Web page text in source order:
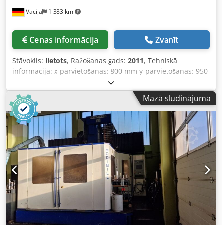
Vācija 1 383 km
Cenas informācija Zvanīt
Stāvoklis: lietots, Ražošanas gads: 2011, Tehniskā
informācija: x-pārvietošanās: 800 mm y-pārvietošanās: 950
mm z-pārvietošanās: 1020 mm Vadība: Sinumerik 840D sl
MDynamics Operate Apgriezieni: 10 000 apgr./min
Vārpstas jauda: 26/20 kW Vārpstas griezes moments:
340/262 Nm Instrumenta stiprinājums: HSK-A 100
Instrumentu maiņas ierīce: 120 pozīcijas (2x60) Paletētājs
(paliktņu maiņas sistēma) 2x: 630 x 630 mm Galda
noslodze: 800 kg Iekārtas svars apm.: 20 t Uzstādīšanas
izmēri apm.: 3,3 x 6,15 x 3,2 m 6 asu sinhronā horizontālā
apstrādes centrs ar vadāmu rotācijas-šūpojamā galdu (A/B
ass) B-assē ir 180° šūpojamais diapazons, tas ļauj
apstrādāt detaļu apgrieztā pozīcijā, skaidas brīvi nobirst uz
leju. U-ass = CNC vadīta instrumenta radiālā kustība, kas
ļauj dažādu urbuma diametru apstrādi ar vienu
instrumentu vienā ciklā. Divkāršs paliktņu maiņas
Mazā sludinājuma